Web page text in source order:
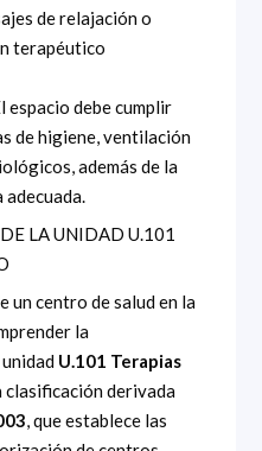
de relajación o
terapéutico
espacio debe cumplir
de higiene, ventilación
además de la
LA UNIDAD U.101
un centro de salud en la
la
U.101 Terapias
clasificación derivada
, que establece las